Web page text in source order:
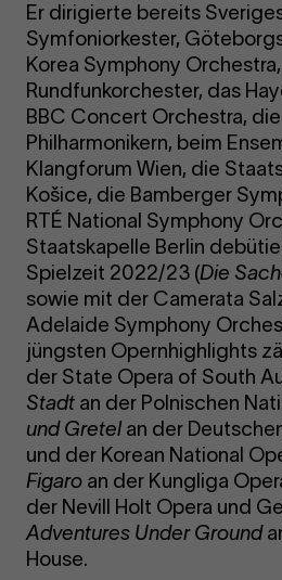
Er dirigierte bereits
Symfoniorkester,
Korea Symphony
Rundfunkorchester, das
BBC Concert Orchestra,
Philharmonikern, beim
Klangforum Wien, die
Košice, die Bamberger
RTÉ National Symphony
Staatskapelle Berlin
Spielzeit 2022/23 (Die
sowie mit der Camerata
Adelaide Symphony
jüngsten Opernhighlights
der State Opera of South
Stadt an der Polnischen
und Gretelan der
und der Korean National
Figaro an der Kungliga
der Nevill Holt Opera und
Adventures Under Ground
House.